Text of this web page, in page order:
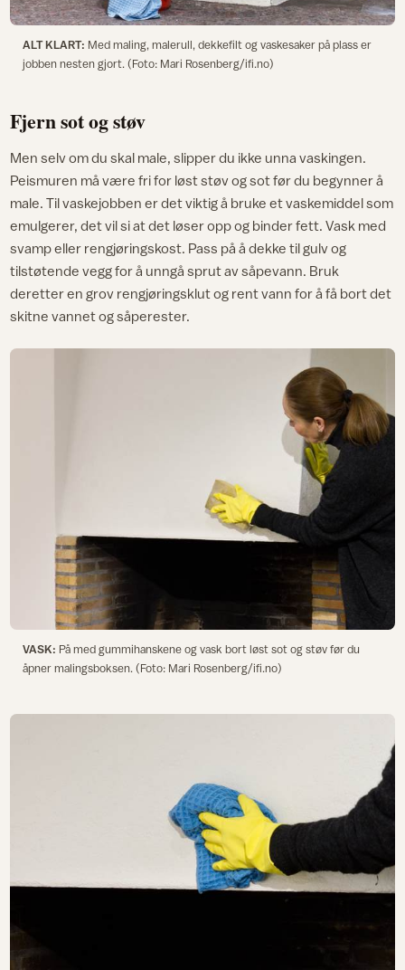
ALT KLART: Med maling, malerull, dekkefilt og vaskesaker på plass er
jobben nesten gjort. (Foto: Mari Rosenberg/ifi.no)
Fjern sot og støv
Men selv om du skal male, slipper du ikke unna vaskingen.
Peismuren må være fri for løst støv og sot før du begynner å
male. Til vaskejobben er det viktig å bruke et vaskemiddel som
emulgerer, det vil si at det løser opp og binder fett. Vask med
svamp eller rengjøringskost. Pass på å dekke til gulv og
tilstøtende vegg for å unngå sprut av såpevann. Bruk
deretter en grov rengjøringsklut og rent vann for å få bort det
skitne vannet og såperester.
VASK: På med gummihanskene og vask bort løst sot og støv før du
åpner malingsboksen. (Foto: Mari Rosenberg/ifi.no)